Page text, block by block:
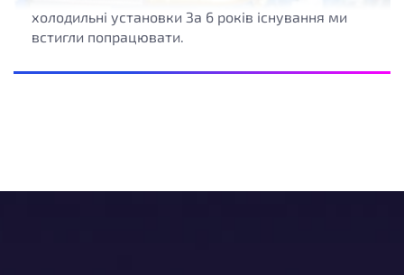
холодильні установки За 6 років існування ми
встигли попрацювати.